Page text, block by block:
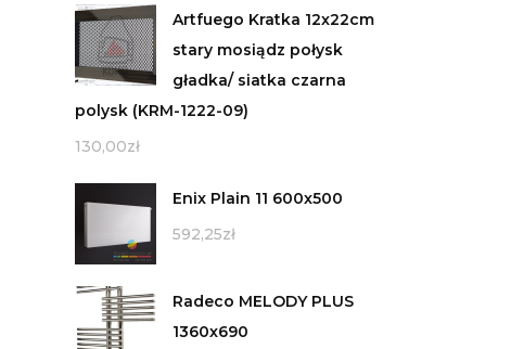
Artfuego Kratka 12x22cm
stary mosiądz połysk
gładka/ siatka czarna
polysk (KRM-1222-09)
130,00zł
Enix Plain 11 600x500
592,25zł
Radeco MELODY PLUS
1360x690